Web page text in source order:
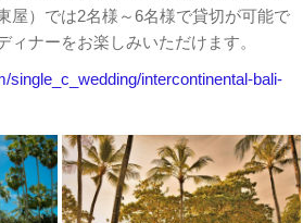
屋）では2名様～6名様で貸切が可能で
ィナーをお楽しみいただけます。
single_c_wedding/intercontinental-bali-